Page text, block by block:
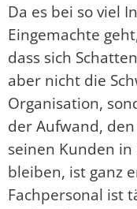
Da es bei so viel
Eingemachte
dass sich
aber nicht die
Organisation,
der Aufwand,
seinen Kunden
bleiben, ist ganz
Fachpersonal ist